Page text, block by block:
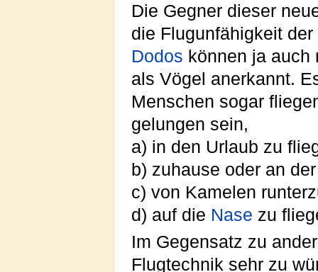
Die Gegner dieser
die Flugunfähigkeit
Dodos können ja
als Vögel anerkannt.
Menschen sogar
gelungen sein,
a) in den Urlaub zu
b) zuhause oder an
c) von Kamelen
d) auf die Nase zu
Im Gegensatz zu
Flugtechnik sehr zu